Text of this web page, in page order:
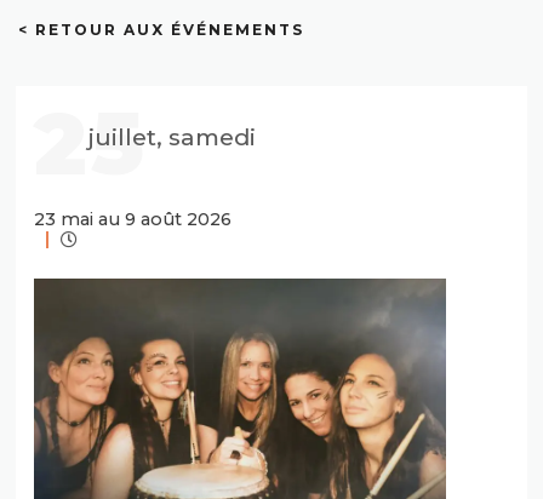
< RETOUR AUX ÉVÉNEMENTS
25
juillet, samedi
23 mai au 9 août 2026